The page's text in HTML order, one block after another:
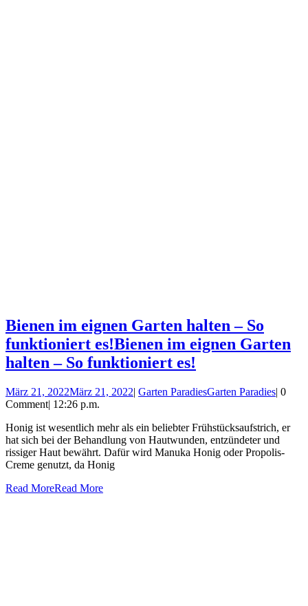
Bienen im eignen Garten halten – So
funktioniert es!Bienen im eignen Garten
halten – So funktioniert es!
März 21, 2022März 21, 2022| Garten ParadiesGarten Paradies| 0
Comment| 12:26 p.m.
Honig ist wesentlich mehr als ein beliebter Frühstücksaufstrich, er
hat sich bei der Behandlung von Hautwunden, entzündeter und
rissiger Haut bewährt. Dafür wird Manuka Honig oder Propolis-
Creme genutzt, da Honig
Read MoreRead More